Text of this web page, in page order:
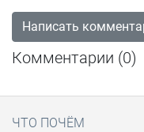
Написать
Комментарии (0)
ЧТО ПОЧЁМ